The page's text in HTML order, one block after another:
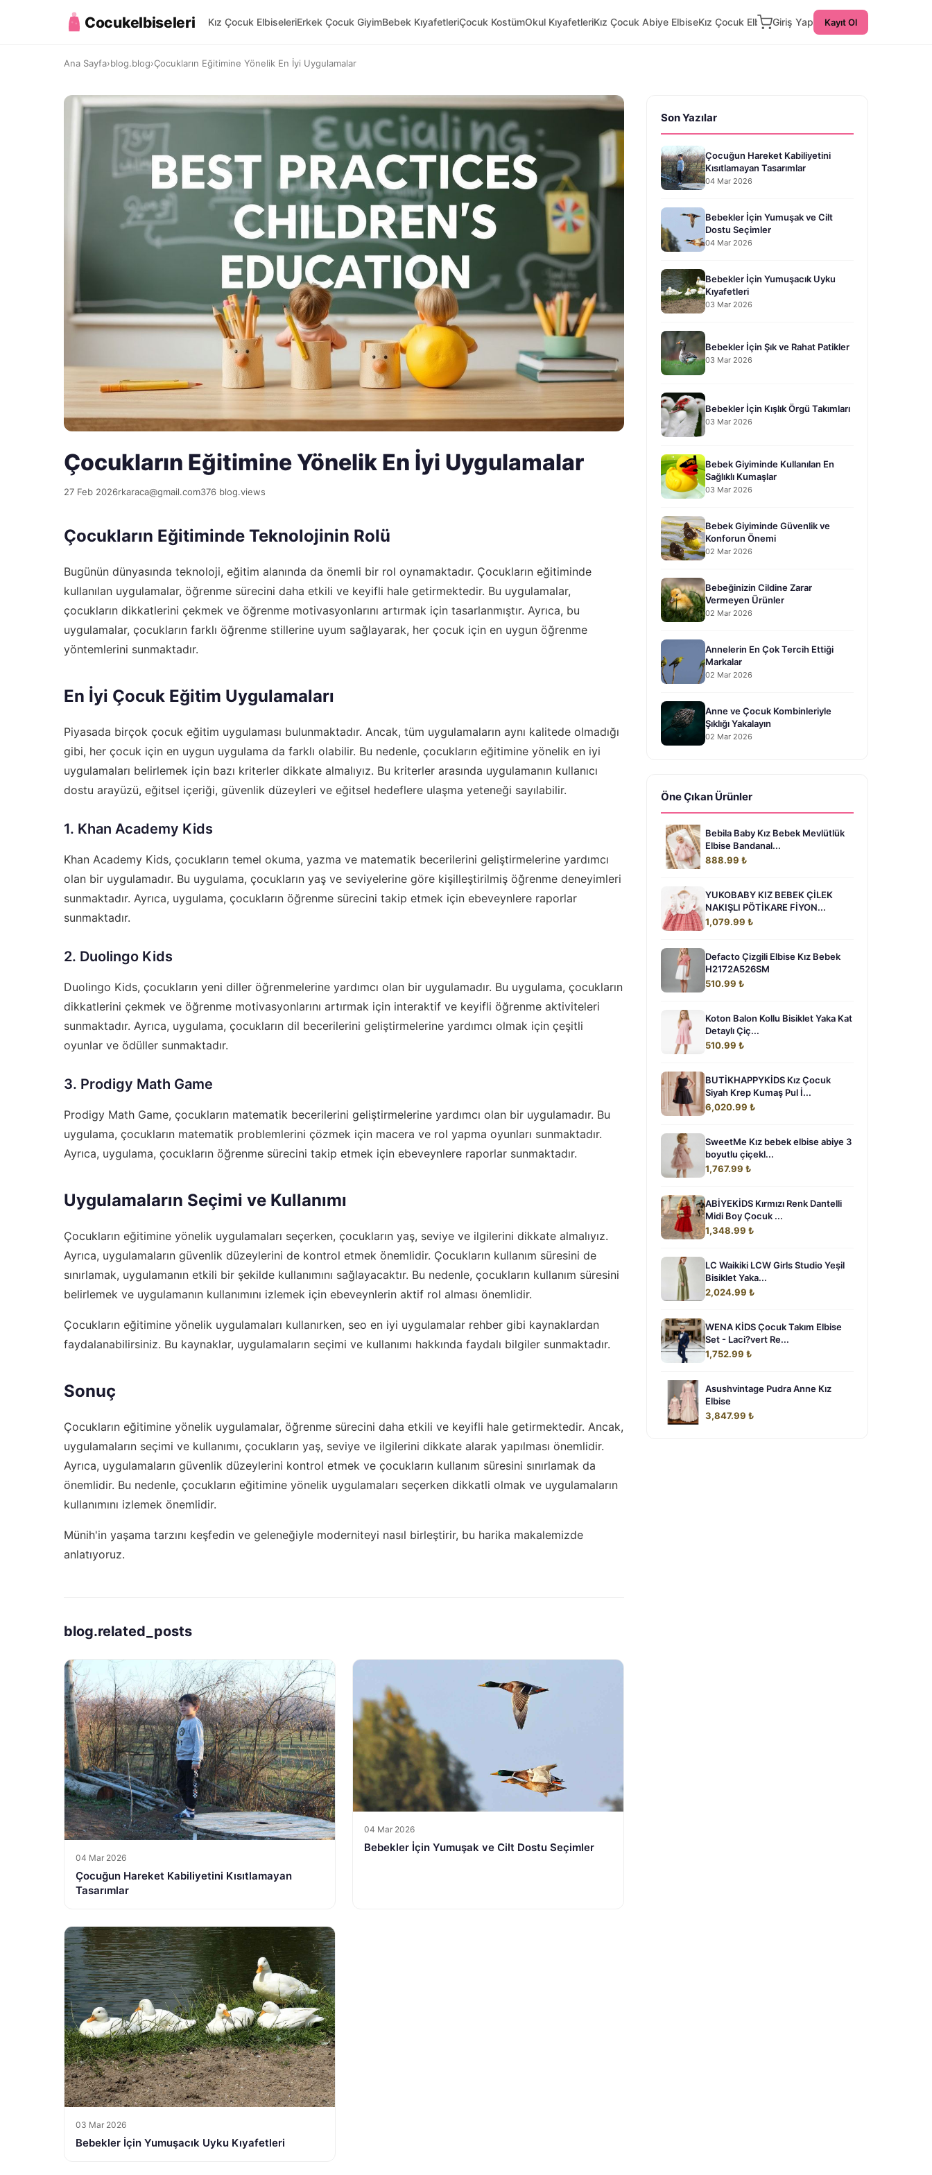
Cocukelbiseleri Kız Çocuk ElbiseleriErkek Çocuk GiyimBebek KıyafetleriÇocuk KostümOkul KıyafetleriKız Çocuk Abiye ElbiseKız Çocuk ElbiseGiriş Yap Kayıt Ol
Ana Sayfa›blog.blog›Çocukların Eğitimine Yönelik En İyi Uygulamalar
Çocukların Eğitimine Yönelik En İyi Uygulamalar
27 Feb 2026rkaraca@gmail.com376 blog.views
Çocukların Eğitiminde Teknolojinin Rolü
Bugünün dünyasında teknoloji, eğitim alanında da önemli bir rol oynamaktadır. Çocukların eğitiminde
kullanılan uygulamalar, öğrenme sürecini daha etkili ve keyifli hale getirmektedir. Bu uygulamalar,
çocukların dikkatlerini çekmek ve öğrenme motivasyonlarını artırmak için tasarlanmıştır. Ayrıca, bu
uygulamalar, çocukların farklı öğrenme stillerine uyum sağlayarak, her çocuk için en uygun öğrenme
yöntemlerini sunmaktadır.
En İyi Çocuk Eğitim Uygulamaları
Piyasada birçok çocuk eğitim uygulaması bulunmaktadır. Ancak, tüm uygulamaların aynı kalitede olmadığı
gibi, her çocuk için en uygun uygulama da farklı olabilir. Bu nedenle, çocukların eğitimine yönelik en iyi
uygulamaları belirlemek için bazı kriterler dikkate almalıyız. Bu kriterler arasında uygulamanın kullanıcı
dostu arayüzü, eğitsel içeriği, güvenlik düzeyleri ve eğitsel hedeflere ulaşma yeteneği sayılabilir.
1. Khan Academy Kids
Khan Academy Kids, çocukların temel okuma, yazma ve matematik becerilerini geliştirmelerine yardımcı
olan bir uygulamadır. Bu uygulama, çocukların yaş ve seviyelerine göre kişilleştirilmiş öğrenme deneyimleri
sunmaktadır. Ayrıca, uygulama, çocukların öğrenme sürecini takip etmek için ebeveynlere raporlar
sunmaktadır.
2. Duolingo Kids
Duolingo Kids, çocukların yeni diller öğrenmelerine yardımcı olan bir uygulamadır. Bu uygulama, çocukların
dikkatlerini çekmek ve öğrenme motivasyonlarını artırmak için interaktif ve keyifli öğrenme aktiviteleri
sunmaktadır. Ayrıca, uygulama, çocukların dil becerilerini geliştirmelerine yardımcı olmak için çeşitli
oyunlar ve ödüller sunmaktadır.
3. Prodigy Math Game
Prodigy Math Game, çocukların matematik becerilerini geliştirmelerine yardımcı olan bir uygulamadır. Bu
uygulama, çocukların matematik problemlerini çözmek için macera ve rol yapma oyunları sunmaktadır.
Ayrıca, uygulama, çocukların öğrenme sürecini takip etmek için ebeveynlere raporlar sunmaktadır.
Uygulamaların Seçimi ve Kullanımı
Çocukların eğitimine yönelik uygulamaları seçerken, çocukların yaş, seviye ve ilgilerini dikkate almalıyız.
Ayrıca, uygulamaların güvenlik düzeylerini de kontrol etmek önemlidir. Çocukların kullanım süresini de
sınırlamak, uygulamanın etkili bir şekilde kullanımını sağlayacaktır. Bu nedenle, çocukların kullanım süresini
belirlemek ve uygulamanın kullanımını izlemek için ebeveynlerin aktif rol alması önemlidir.
Çocukların eğitimine yönelik uygulamaları kullanırken, seo en iyi uygulamalar rehber gibi kaynaklardan
faydalanabilirsiniz. Bu kaynaklar, uygulamaların seçimi ve kullanımı hakkında faydalı bilgiler sunmaktadır.
Sonuç
Çocukların eğitimine yönelik uygulamalar, öğrenme sürecini daha etkili ve keyifli hale getirmektedir. Ancak,
uygulamaların seçimi ve kullanımı, çocukların yaş, seviye ve ilgilerini dikkate alarak yapılması önemlidir.
Ayrıca, uygulamaların güvenlik düzeylerini kontrol etmek ve çocukların kullanım süresini sınırlamak da
önemlidir. Bu nedenle, çocukların eğitimine yönelik uygulamaları seçerken dikkatli olmak ve uygulamaların
kullanımını izlemek önemlidir.
Münih'in yaşama tarzını keşfedin ve geleneğiyle moderniteyi nasıl birleştirir, bu harika makalemizde
anlatıyoruz.
blog.related_posts
04 Mar 2026
Çocuğun Hareket Kabiliyetini Kısıtlamayan
Tasarımlar
04 Mar 2026
Bebekler İçin Yumuşak ve Cilt Dostu Seçimler
03 Mar 2026
Bebekler İçin Yumuşacık Uyku Kıyafetleri
Son Yazılar
Çocuğun Hareket Kabiliyetini
Kısıtlamayan Tasarımlar
04 Mar 2026
Bebekler İçin Yumuşak ve Cilt
Dostu Seçimler
04 Mar 2026
Bebekler İçin Yumuşacık Uyku
Kıyafetleri
03 Mar 2026
Bebekler İçin Şık ve Rahat Patikler
03 Mar 2026
Bebekler İçin Kışlık Örgü Takımları
03 Mar 2026
Bebek Giyiminde Kullanılan En
Sağlıklı Kumaşlar
03 Mar 2026
Bebek Giyiminde Güvenlik ve
Konforun Önemi
02 Mar 2026
Bebeğinizin Cildine Zarar
Vermeyen Ürünler
02 Mar 2026
Annelerin En Çok Tercih Ettiği
Markalar
02 Mar 2026
Anne ve Çocuk Kombinleriyle
Şıklığı Yakalayın
02 Mar 2026
Öne Çıkan Ürünler
Bebila Baby Kız Bebek Mevlütlük
Elbise Bandanal...
888.99 ₺
YUKOBABY KIZ BEBEK ÇİLEK
NAKIŞLI PÖTİKARE FİYON...
1,079.99 ₺
Defacto Çizgili Elbise Kız Bebek
H2172A526SM
510.99 ₺
Koton Balon Kollu Bisiklet Yaka Kat
Detaylı Çiç...
510.99 ₺
BUTİKHAPPYKİDS Kız Çocuk
Siyah Krep Kumaş Pul İ...
6,020.99 ₺
SweetMe Kız bebek elbise abiye 3
boyutlu çiçekl...
1,767.99 ₺
ABİYEKİDS Kırmızı Renk Dantelli
Midi Boy Çocuk ...
1,348.99 ₺
LC Waikiki LCW Girls Studio Yeşil
Bisiklet Yaka...
2,024.99 ₺
WENA KİDS Çocuk Takım Elbise
Set - Laci?vert Re...
1,752.99 ₺
Asushvintage Pudra Anne Kız
Elbise
3,847.99 ₺